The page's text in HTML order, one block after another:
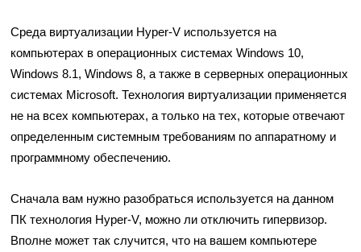
Среда виртуализации Hyper-V используется на
компьютерах в операционных системах Windows 10,
Windows 8.1, Windows 8, а также в серверных операционных
системах Microsoft. Технология виртуализации применяется
не на всех компьютерах, а только на тех, которые отвечают
определенным системным требованиям по аппаратному и
программному обеспечению.
Сначала вам нужно разобраться используется на данном
ПК технология Hyper-V, можно ли отключить гипервизор.
Вполне может так случится, что на вашем компьютере